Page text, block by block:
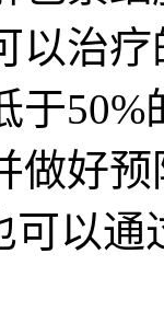
以治
于
做好
可以